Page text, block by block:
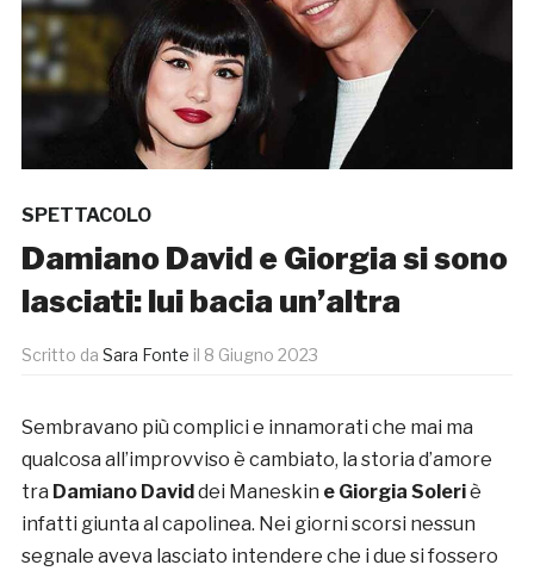
SPETTACOLO
Damiano David e Giorgia si sono
lasciati: lui bacia un’altra
Scritto da Sara Fonte il 8 Giugno 2023
Sembravano più complici e innamorati che mai ma
qualcosa all’improvviso è cambiato, la storia d’amore
tra Damiano David dei Maneskin e Giorgia Soleriè
infatti giunta al capolinea. Nei giorni scorsi nessun
segnale aveva lasciato intendere che i due si fossero